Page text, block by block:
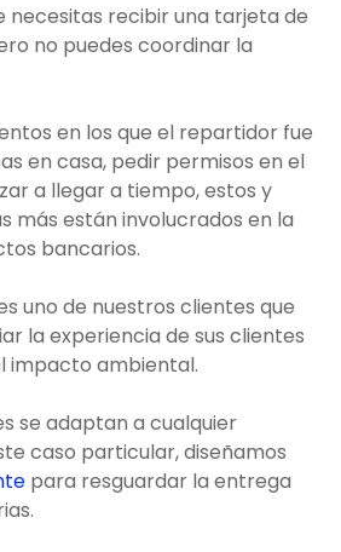
necesitas recibir una tarjeta de
no puedes coordinar la
en los que el repartidor fue
en casa, pedir permisos en el
a llegar a tiempo, estos y
más están involucrados en la
bancarios.
uno de nuestros clientes que
la experiencia de sus clientes
impacto ambiental.
se adaptan a cualquier
caso particular, diseñamos
para resguardar la entrega